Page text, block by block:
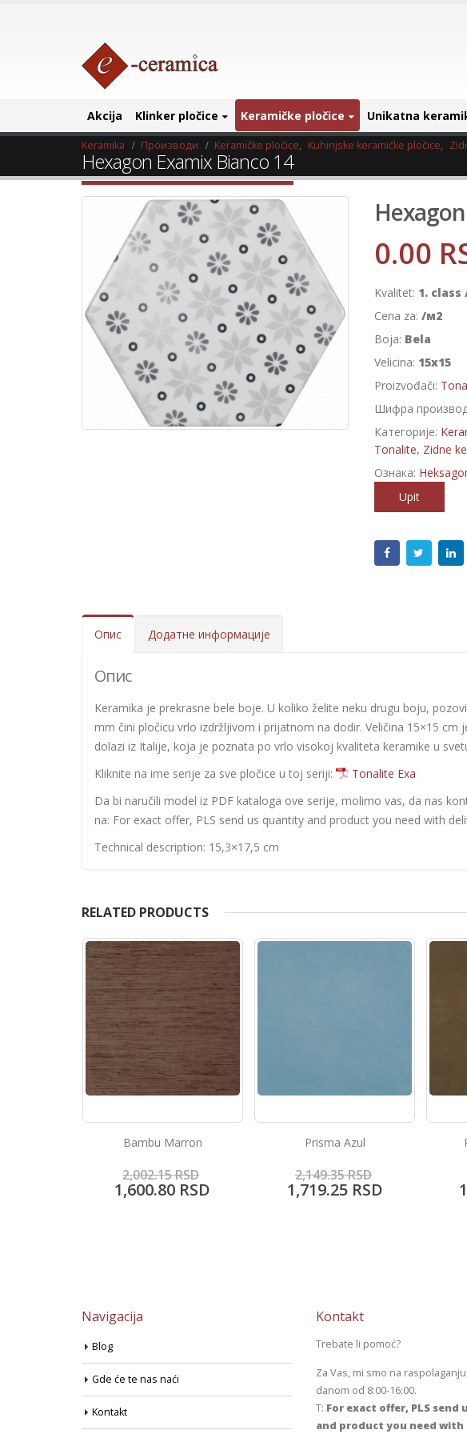
Akcija Klinker pločice Keramičke pločice Unikatna
Keramika Производи Keramičke pločice, Kuhinjske keramičke pločice,
Hexagon Examix Bianco 14
0.00
Kvalitet: 1. class
Cena za: /м2
Boja: Bela
Velicina: 15x15
Proizvođači:
Шифра
Категорије:
Tonalite, Zidne
Ознака:
Upit
Опис Додатне информације
Опис
Keramika je prekrasne bele boje. U koliko želite neku drugu boju,
mm čini pločicu vrlo izdržljivom i prijatnom na dodir. Veličina 15×15 cm
dolazi iz Italije, koja je poznata po vrlo visokoj kvaliteta keramike u
Kliknite na ime serije za sve pločice u toj seriji:
Tonalite Exa
Da bi naručili model iz PDF kataloga ove serije, molimo vas, da nas
na: For exact offer, PLS send us quantity and product you need with
Technical description: 15,3×17,5 cm
RELATED PRODUCTS
Prisma Azul
2,149.35RSD
1,719.25 RSD
Portland Marron
2,002.15RSD
1,600.80RSD
Navigacija
Blog
Gde će te nas naći
Kontakt
Kontakt
Trebate li pomoć?
Za Vas, mi smo na
danom od 8:00-16:00.
T: For exact offer, PLS send
and product you need with